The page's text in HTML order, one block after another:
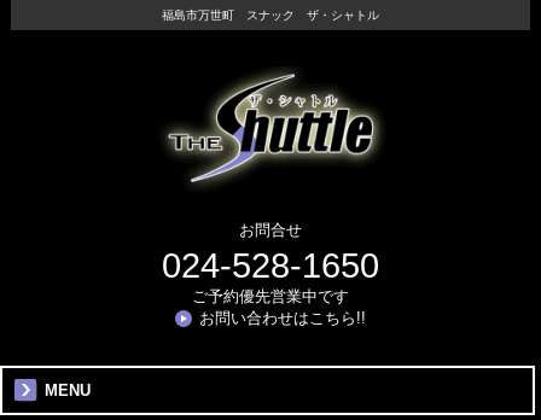
福島市万世町 スナック ザ・シャトル
お問合せ
024-528-1650
ご予約優先営業中です
お問い合わせはこちら!!
MENU